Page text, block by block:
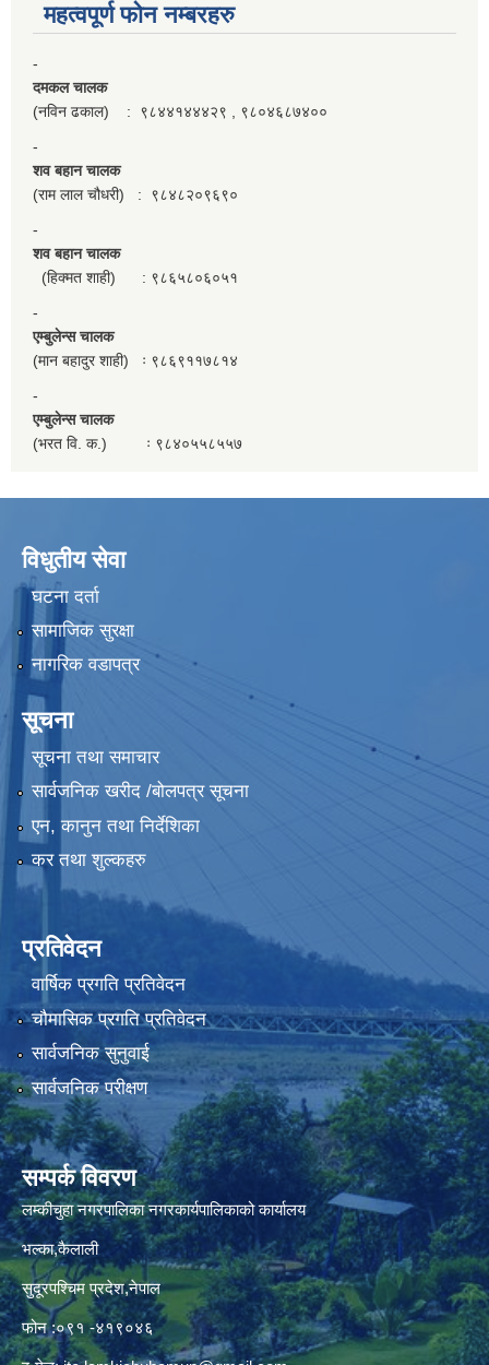
महत्वपूर्ण फाेन नम्बरहरु
-
दमकल चालक
(नविन ढकाल) : ९८४४१४४४२९ , ९८०४६८७४००
-
शव बहान चालक
(राम लाल चौधरी) : ९८४८२०९६९०
-
शव बहान चालक
(हिक्मत शाही) : ९८६५८०६०५१
-
एम्बुलेन्स चालक
(मान बहादुर शाही) ः ९८६९११७८१४
-
एम्बुलेन्स चालक
(भरत वि. क.) ः ९८४०५५८५५७
विधुतीय सेवा
घटना दर्ता
सामाजिक सुरक्षा
नागरिक वडापत्र
सूचना
सूचना तथा समाचार
सार्वजनिक खरीद /बोलपत्र सूचना
एन, कानुन तथा निर्देशिका
कर तथा शुल्कहरु
प्रतिवेदन
वार्षिक प्रगति प्रतिवेदन
चौमासिक प्रगति प्रतिवेदन
सार्वजनिक सुनुवाई
सार्वजनिक परीक्षण
सम्पर्क विवरण
लम्कीचुहा नगरपालिका नगरकार्यपालिकाको कार्यालय
भल्का,कैलाली
सुदूरपश्चिम प्रदेश,नेपाल
फोन :०९१ -४१९०४६